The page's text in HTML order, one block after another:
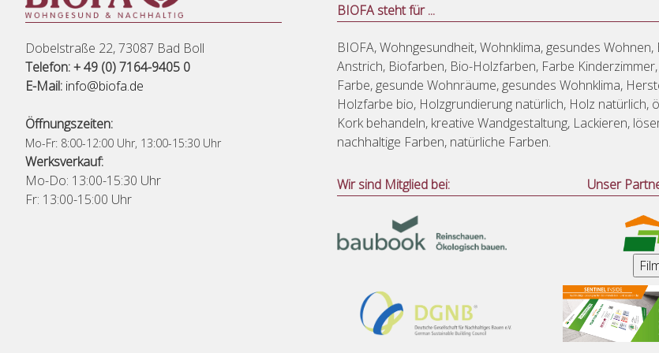
Dobelstraße 22, 73087 Bad Boll
Telefon: + 49 (0) 7164-9405 0
E-Mail: info@biofa.de
Öffnungszeiten:
Mo-Fr: 8:00-12:00 Uhr, 13:00-15:30 Uhr
Werksverkauf:
Mo-Do: 13:00-15:30 Uhr
Fr: 13:00-15:00 Uhr
BIOFA steht für ...
BIOFA, Wohngesundheit, Wohnklima, gesundes
Anstrich, Biofarben, Bio-Holzfarben, Farbe
Farbe, gesunde Wohnräume, gesundes Wohnklima,
Holzfarbe bio, Holzgrundierung natürlich, Holz natürlich,
Kork behandeln, kreative Wandgestaltung, Lackieren,
nachhaltige Farben, natürliche Farben.
Wir sind Mitglied bei: Unser